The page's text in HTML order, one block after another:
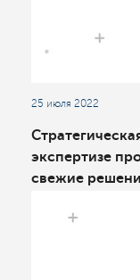
25 июля 2022
экспертизе
свежие